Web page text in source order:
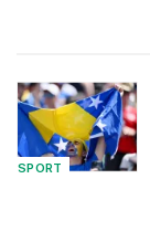
SPORT